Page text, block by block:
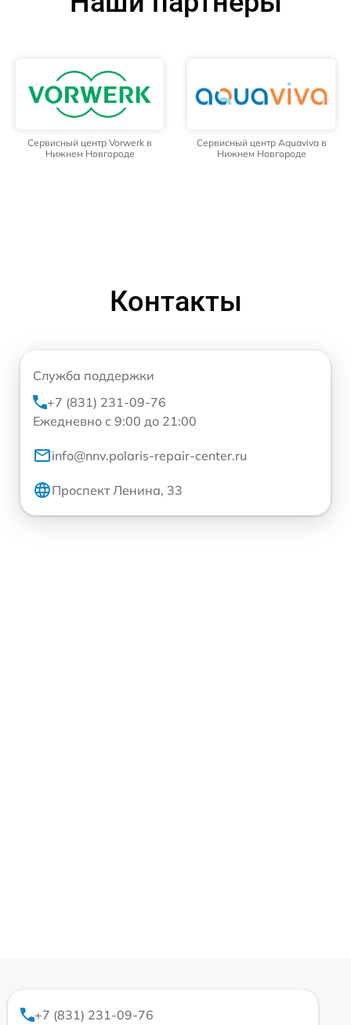
Сервисный центр Vorwerk в
Нижнем Новгороде
Сервисный центр Aquaviva в
Нижнем Новгороде
Контакты
Служба поддержки
+7 (831) 231-09-76
Ежедневно с 9:00 до 21:00
info@nnv.polaris-repair-center.ru
Проспект Ленина, 33
+7 (831) 231-09-76